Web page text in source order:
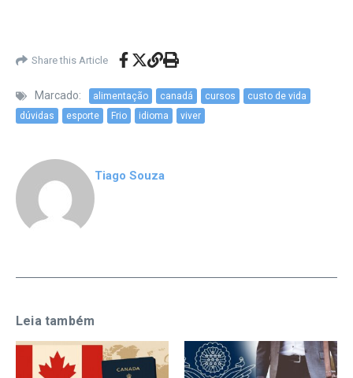
Share this Article
Marcado: alimentação canadá cursos
custo de vida
dúvidas
esporte Frio idioma viver
Tiago Souza
Leia também